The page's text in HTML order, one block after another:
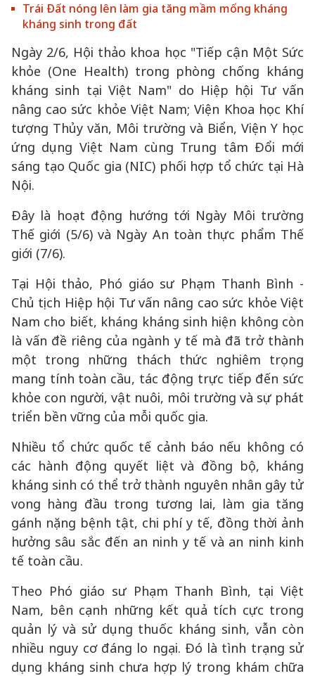
Trái Đất nóng lên làm gia tăng mầm mống kháng
kháng sinh trong đất
Ngày 2/6, Hội thảo khoa học "Tiếp cận Một Sức
khỏe (One Health) trong phòng chống kháng
kháng sinh tại Việt Nam" do Hiệp hội Tư vấn
nâng cao sức khỏe Việt Nam; Viện Khoa học Khí
tượng Thủy văn, Môi trường và Biển, Viện Y học
ứng dụng Việt Nam cùng Trung tâm Đổi mới
sáng tạo Quốc gia (NIC) phối hợp tổ chức tại Hà
Nội.
Đây là hoạt động hướng tới Ngày Môi trường
Thế giới (5/6) và Ngày An toàn thực phẩm Thế
giới (7/6).
Tại Hội thảo, Phó giáo sư Phạm Thanh Bình -
Chủ tịch Hiệp hội Tư vấn nâng cao sức khỏe Việt
Nam cho biết, kháng kháng sinh hiện không còn
là vấn đề riêng của ngành y tế mà đã trở thành
một trong những thách thức nghiêm trọng
mang tính toàn cầu, tác động trực tiếp đến sức
khỏe con người, vật nuôi, môi trường và sự phát
triển bền vững của mỗi quốc gia.
Nhiều tổ chức quốc tế cảnh báo nếu không có
các hành động quyết liệt và đồng bộ, kháng
kháng sinh có thể trở thành nguyên nhân gây tử
vong hàng đầu trong tương lai, làm gia tăng
gánh nặng bệnh tật, chi phí y tế, đồng thời ảnh
hưởng sâu sắc đến an ninh y tế và an ninh kinh
tế toàn cầu.
Theo Phó giáo sư Phạm Thanh Bình, tại Việt
Nam, bên cạnh những kết quả tích cực trong
quản lý và sử dụng thuốc kháng sinh, vẫn còn
nhiều nguy cơ đáng lo ngại. Đó là tình trạng sử
dụng kháng sinh chưa hợp lý trong khám chữa